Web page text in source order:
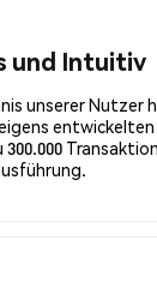
und Intuitiv
unserer Nutzer